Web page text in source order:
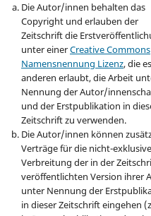
Die Autor/innen behalten das
Copyright und erlauben der
Zeitschrift die
unter einerCreative Commons
Namensnennung Lizenz, die es
anderen erlaubt, die Arbeit
Nennung der Autor/
und der Erstpublikation in
Zeitschrift zu verwenden.
Die Autor/innen können
Verträge für die nicht-exklusive
Verbreitung der in der
veröffentlichten Version ihrer
unter Nennung der
in dieser Zeitschrift eingehen